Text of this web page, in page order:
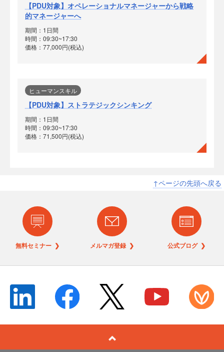
【PDU対象】オペレーショナルマネージャーから戦略
的マネージャーへ
期間：1日間
時間：09:30~17:30
価格：77,000円(税込)
ヒューマンスキル
【PDU対象】ストラテジックシンキング
期間：1日間
時間：09:30~17:30
価格：71,500円(税込)
↑ページの先頭へ戻る
無料セミナー ❯ メルマガ登録 ❯ 公式ブログ ❯